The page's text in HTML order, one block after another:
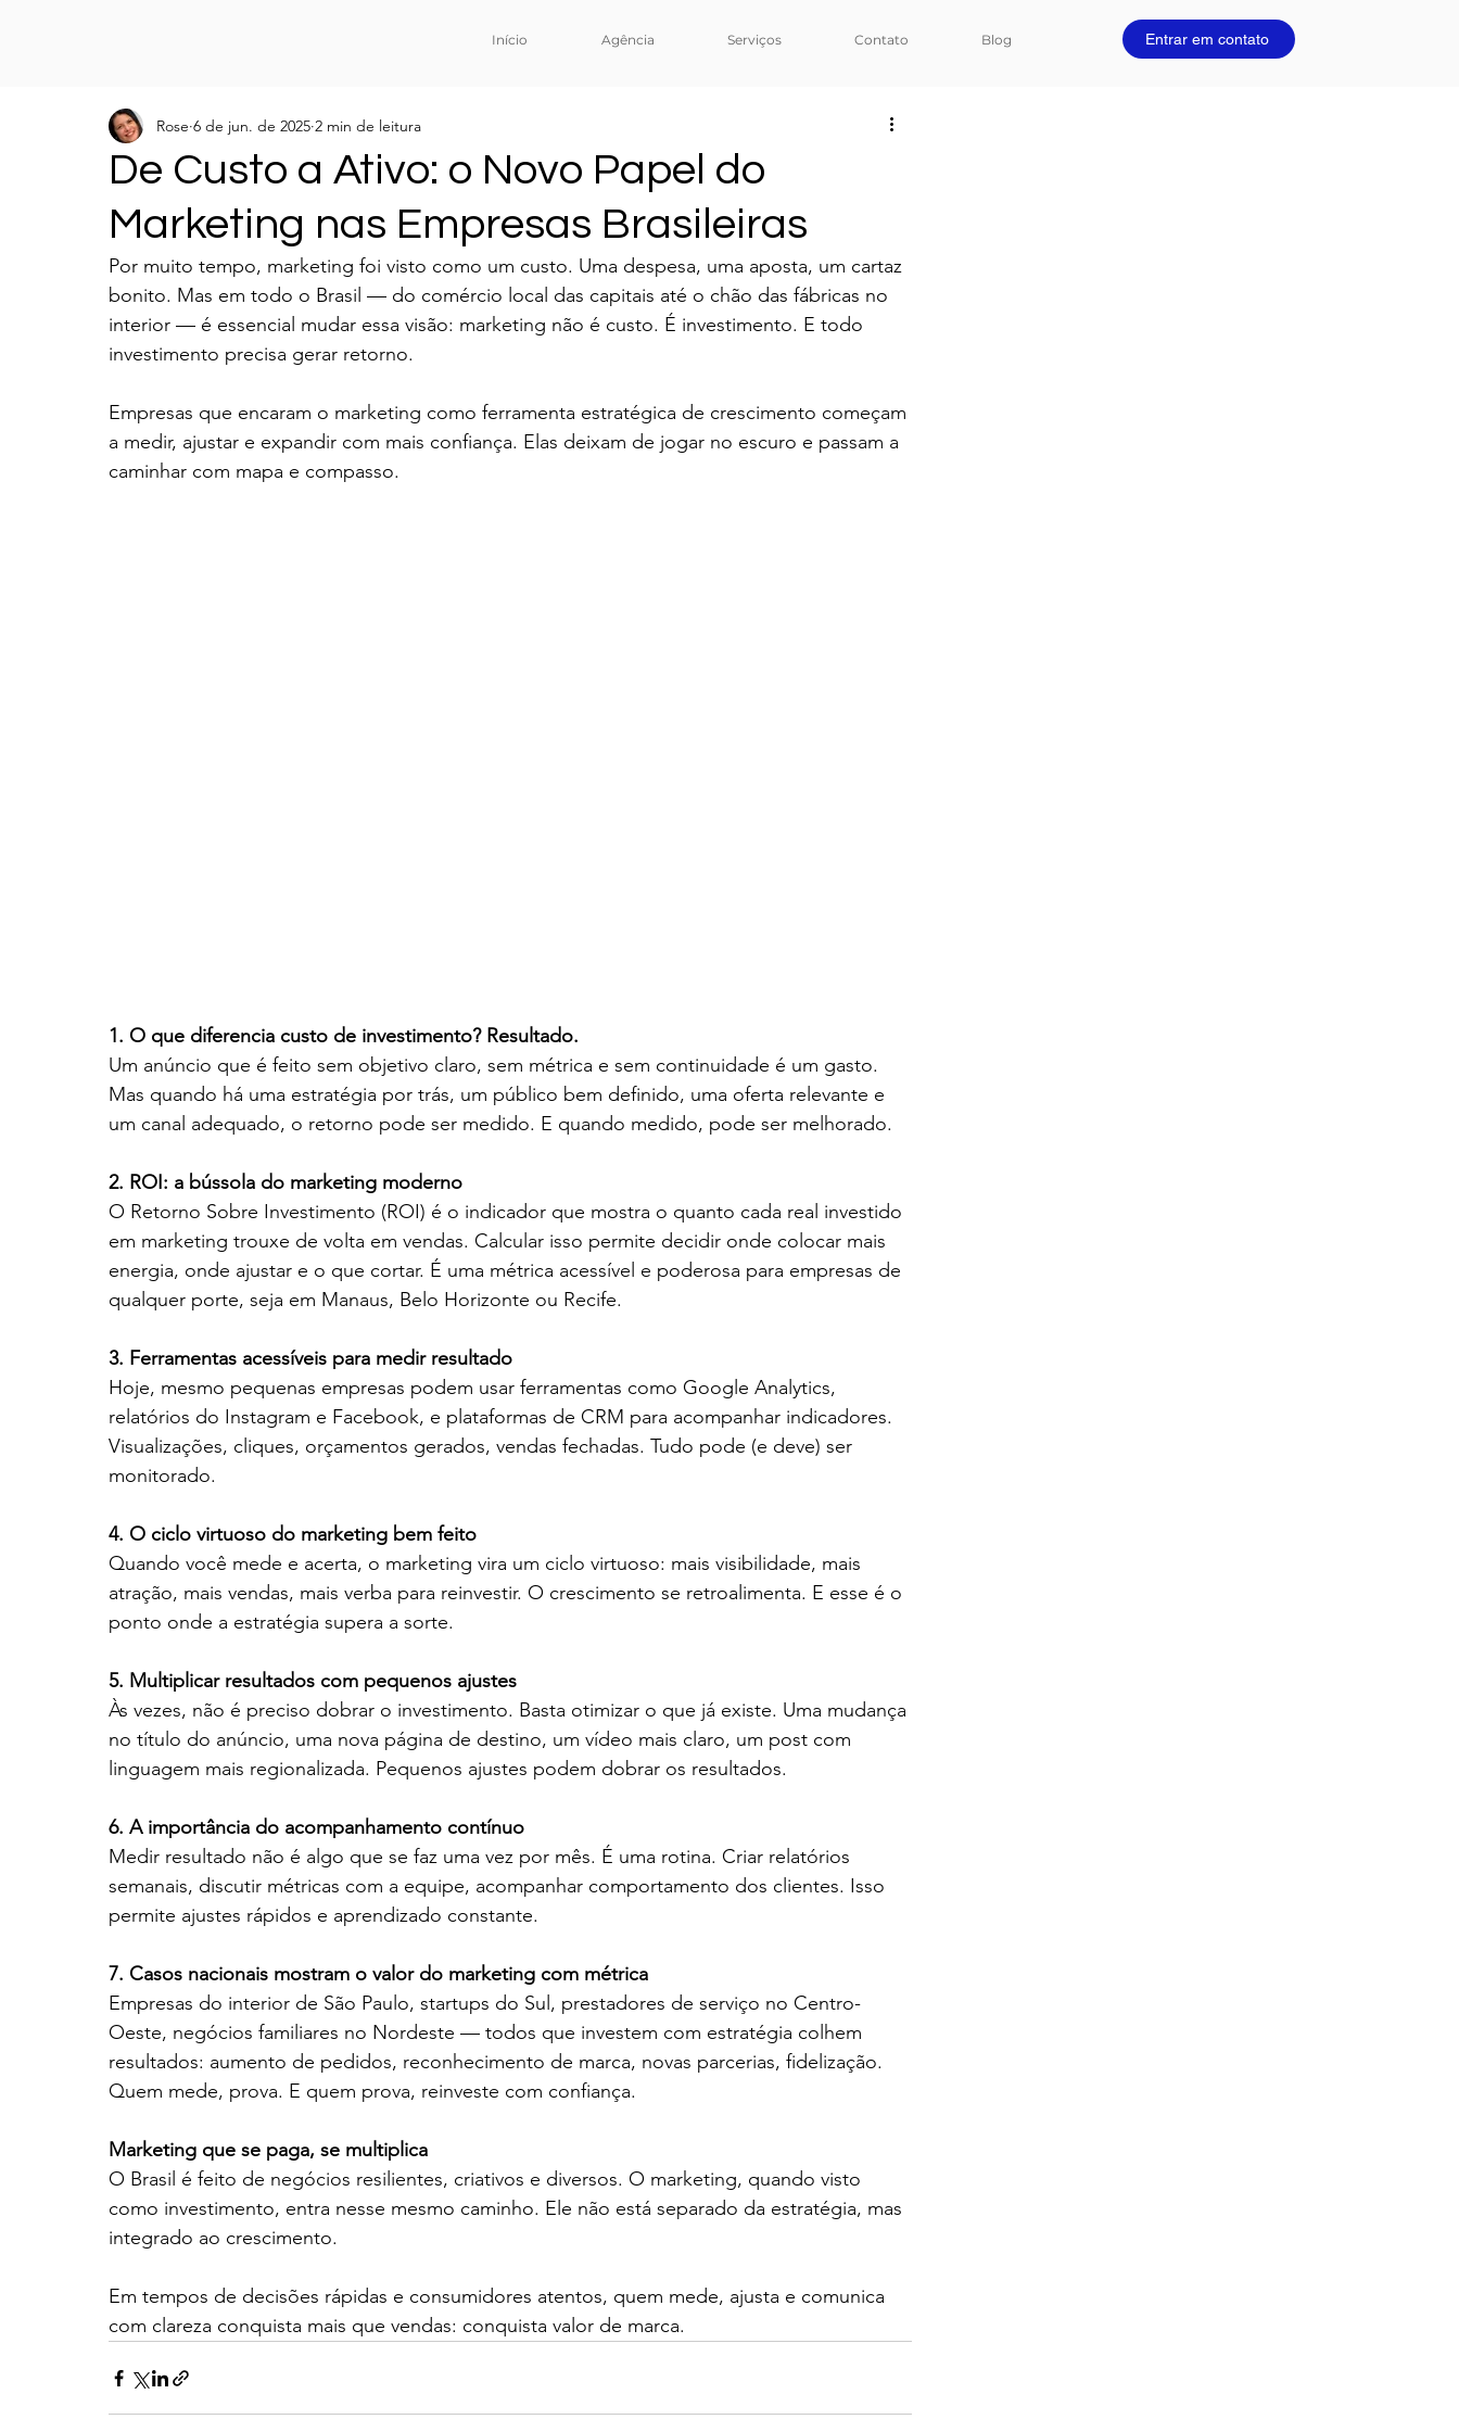
Início Agência Serviços Contato Blog Entrar em contato
De Custo a Ativo: o Novo Papel do
Marketing nas Empresas Brasileiras
Rose 6 de jun. de 2025 2 min de leitura
Por muito tempo, marketing foi visto como um custo. Uma despesa, uma aposta, um cartaz
bonito. Mas em todo o Brasil — do comércio local das capitais até o chão das fábricas no
interior — é essencial mudar essa visão: marketing não é custo. É investimento. E todo
investimento precisa gerar retorno.
Empresas que encaram o marketing como ferramenta estratégica de crescimento começam
a medir, ajustar e expandir com mais confiança. Elas deixam de jogar no escuro e passam a
caminhar com mapa e compasso.
1. O que diferencia custo de investimento? Resultado.
Um anúncio que é feito sem objetivo claro, sem métrica e sem continuidade é um gasto.
Mas quando há uma estratégia por trás, um público bem definido, uma oferta relevante e
um canal adequado, o retorno pode ser medido. E quando medido, pode ser melhorado.
2. ROI: a bússola do marketing moderno
O Retorno Sobre Investimento (ROI) é o indicador que mostra o quanto cada real investido
em marketing trouxe de volta em vendas. Calcular isso permite decidir onde colocar mais
energia, onde ajustar e o que cortar. É uma métrica acessível e poderosa para empresas de
qualquer porte, seja em Manaus, Belo Horizonte ou Recife.
3. Ferramentas acessíveis para medir resultado
Hoje, mesmo pequenas empresas podem usar ferramentas como Google Analytics,
relatórios do Instagram e Facebook, e plataformas de CRM para acompanhar indicadores.
Visualizações, cliques, orçamentos gerados, vendas fechadas. Tudo pode (e deve) ser
monitorado.
4. O ciclo virtuoso do marketing bem feito
Quando você mede e acerta, o marketing vira um ciclo virtuoso: mais visibilidade, mais
atração, mais vendas, mais verba para reinvestir. O crescimento se retroalimenta. E esse é o
ponto onde a estratégia supera a sorte.
5. Multiplicar resultados com pequenos ajustes
Às vezes, não é preciso dobrar o investimento. Basta otimizar o que já existe. Uma mudança
no título do anúncio, uma nova página de destino, um vídeo mais claro, um post com
linguagem mais regionalizada. Pequenos ajustes podem dobrar os resultados.
6. A importância do acompanhamento contínuo
Medir resultado não é algo que se faz uma vez por mês. É uma rotina. Criar relatórios
semanais, discutir métricas com a equipe, acompanhar comportamento dos clientes. Isso
permite ajustes rápidos e aprendizado constante.
7. Casos nacionais mostram o valor do marketing com métrica
Empresas do interior de São Paulo, startups do Sul, prestadores de serviço no Centro-
Oeste, negócios familiares no Nordeste — todos que investem com estratégia colhem
resultados: aumento de pedidos, reconhecimento de marca, novas parcerias, fidelização.
Quem mede, prova. E quem prova, reinveste com confiança.
Marketing que se paga, se multiplica
O Brasil é feito de negócios resilientes, criativos e diversos. O marketing, quando visto
como investimento, entra nesse mesmo caminho. Ele não está separado da estratégia, mas
integrado ao crescimento.
Em tempos de decisões rápidas e consumidores atentos, quem mede, ajusta e comunica
com clareza conquista mais que vendas: conquista valor de marca.